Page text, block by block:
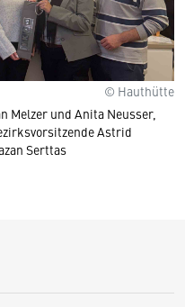
© Hauthütte
Melzer und Anita Neusser,
Astrid
Serttas